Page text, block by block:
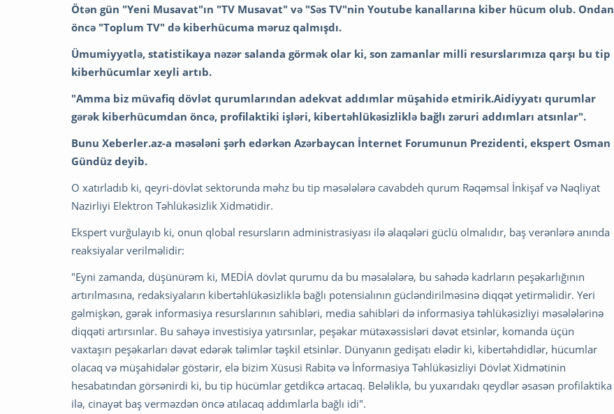
Ötən gün "Yeni Musavat"ın "TV Musavat" və "Səs TV"nin Youtube kanallarına kiber hücum olub. Ondan
öncə "Toplum TV" də kiberhücuma məruz qalmışdı.
Ümumiyyətlə, statistikaya nəzər salanda görmək olar ki, son zamanlar milli resurslarımıza qarşı bu tip
kiberhücumlar xeyli artıb.
"Amma biz müvafiq dövlət qurumlarından adekvat addımlar müşahidə etmirik.Aidiyyatı qurumlar
gərək kiberhücumdan öncə, profilaktiki işləri, kibertəhlükəsizliklə bağlı zəruri addımları atsınlar".
Bunu Xeberler.az-a məsələni şərh edərkən Azərbaycan İnternet Forumunun Prezidenti, ekspert Osman
Gündüz deyib.
O xatırladıb ki, qeyri-dövlət sektorunda məhz bu tip məsələlərə cavabdeh qurum Rəqəmsal İnkişaf və Nəqliyat
Nazirliyi Elektron Təhlükəsizlik Xidmətidir.
Ekspert vurğulayıb ki, onun qlobal resursların administrasiyası ilə əlaqələri güclü olmalıdır, baş verənlərə anında
reaksiyalar verilməlidir:
"Eyni zamanda, düşünürəm ki, MEDİA dövlət qurumu da bu məsələlərə, bu sahədə kadrların peşəkarlığının
artırılmasına, redaksiyaların kibertəhlükəsizliklə bağlı potensialının gücləndirilməsinə diqqət yetirməlidir. Yeri
gəlmişkən, gərək informasiya resurslarının sahibləri, media sahibləri də informasiya təhlükəsizliyi məsələlərinə
diqqəti artırsınlar. Bu sahəyə investisiya yatırsınlar, peşəkar mütəxəssisləri dəvət etsinlər, komanda üçün
vaxtaşırı peşəkarları dəvət edərək təlimlər təşkil etsinlər. Dünyanın gedişatı elədir ki, kibertəhdidlər, hücumlar
olacaq və müşahidələr göstərir, elə bizim Xüsusi Rabitə və İnformasiya Təhlükəsizliyi Dövlət Xidmətinin
hesabatından görsənirdi ki, bu tip hücümlar getdikcə artacaq. Beləliklə, bu yuxarıdakı qeydlər əsasən profilaktika
ilə, cinayət baş verməzdən öncə atılacaq addımlarla bağlı idi".